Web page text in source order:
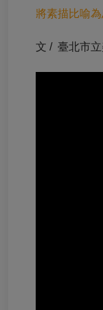
將素描比喻
文 / 臺北市